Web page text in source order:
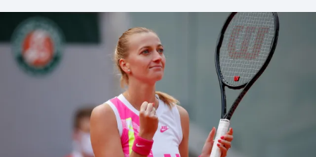
DALŠÍ SPORTY
Americký fotbal
Baseball a softbal
Basketbal
NEPŘEHLÉDNĚTE
Historické návraty